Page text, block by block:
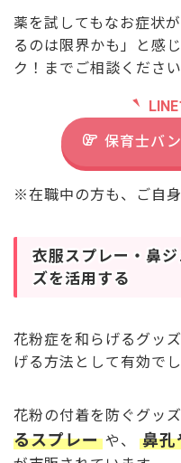
薬を試してもなお症状
るのは限界かも」と感
ク！までご相談ください
保育士バ
※在職中の方も、ご自身
衣服スプレー・鼻
ズを活用する
花粉症を和らげるグッ
げる方法として有効でし
花粉の付着を防ぐグッズ
るスプレー や、 鼻孔